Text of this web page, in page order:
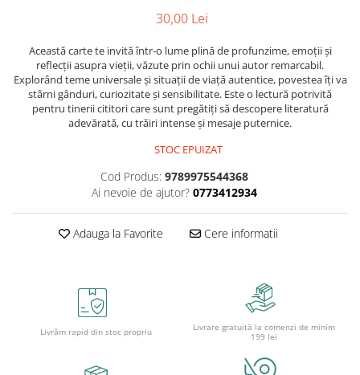
Caiete geografie și biologie
Caiete foi veline
Rezerve pentru caiete
Vocabulare
Blocuri de desen școlare
Hârtie pentru lucru manual
Raportoare
Compasuri
Ghiozdane și rucsacuri
Ghiozdane școlare
Biografii și memorii
Parenting și educație
Sănătate și stil de viață
Artă și fotografie
Afaceri și economie
Religie și spiritualitate
Gastronomie și hobby
Dicționare și ghiduri de conversație
Literatură în limbi străine
Corectoare și radiere
Instrumente de scris premium
Pixuri premium
Stilouri premium
Masinuțe cu telecomandă
Jucării de pluș
Jucării și articole pentru bebeluși
Jucării pentru bebeluși
Jucării pentru apă și baie
Jucării din lemn
Outdoor
30,00 Lei
Această carte te invită într-o lume plină de profunzime, emoții și
reflecții asupra vieții, văzute prin ochii unui autor remarcabil.
Explorând teme universale și situații de viață autentice, povestea îți va
stârni gânduri, curiozitate și sensibilitate. Este o lectură potrivită
pentru tinerii cititori care sunt pregătiți să descopere literatură
adevărată, cu trăiri intense și mesaje puternice.
STOC EPUIZAT
Cod Produs: 9789975544368
Ai nevoie de ajutor? 0773412934
Adauga la Favorite Cere informatii
Livrăm rapid din stoc propriu
Livrare gratuită la comenzi de minim
199 lei